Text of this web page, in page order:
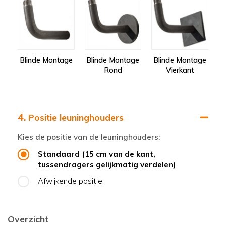
Blinde Montage
Blinde Montage
Rond
Blinde Montage
Vierkant
4. Positie leuninghouders
Kies de positie van de leuninghouders:
Standaard (15 cm van de kant,
tussendragers gelijkmatig verdelen)
Afwijkende positie
Overzicht